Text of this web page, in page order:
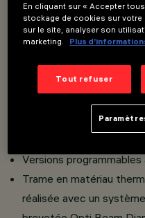
Overview
Éléments de
Éléments individuels
et de mouvement
Versions Plug & Play
Versions
Trame en matériau
réalisée avec un
En cliquant sur « Accepter
stockage de cookies sur votre
sur le site, analyser son
marketing.
Plus
Tout refuser